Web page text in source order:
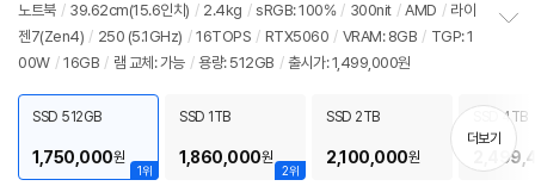
견
리
뷰
노트북 / 39.62cm(15.6인치) / 2.4kg / sRGB: 100% / 300nit / AMD / 라이
젠7(Zen4) / 250 (5.1GHz) / 16TOPS / RTX5060 / VRAM: 8GB / TGP: 1
00W / 16GB / 램 교체: 가능 / 용량: 512GB / 출시가: 1,499,000원
치
기
1위
SSD 512GB
1,750,000원
2위
SSD 1TB
1,860,000원
SSD 2TB
2,100,000원
SSD 4TB
더보기